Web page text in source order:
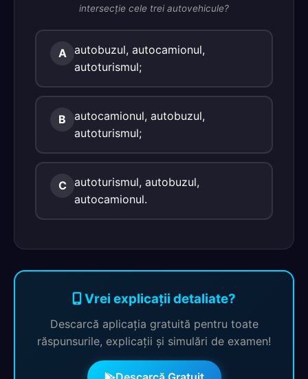
intersecţie cele trei autovehicule?
A autobuzul, autocamionul,
autoturismul;
B
autocamionul, autobuzul,
autoturismul;
C autoturismul, autobuzul,
autocamionul.
Vrei explicații detaliate?
Descarcă aplicația gratuită pentru toate
răspunsurile, explicații și simulări de examen!